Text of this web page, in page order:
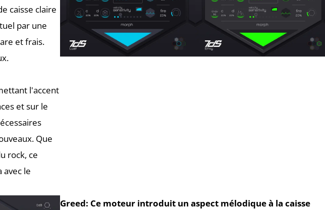
caisse claire
par une
et frais.
l'accent
et sur le
Que
rock, ce
le
Greed: Ce moteur introduit un aspect mélodique à la caisse